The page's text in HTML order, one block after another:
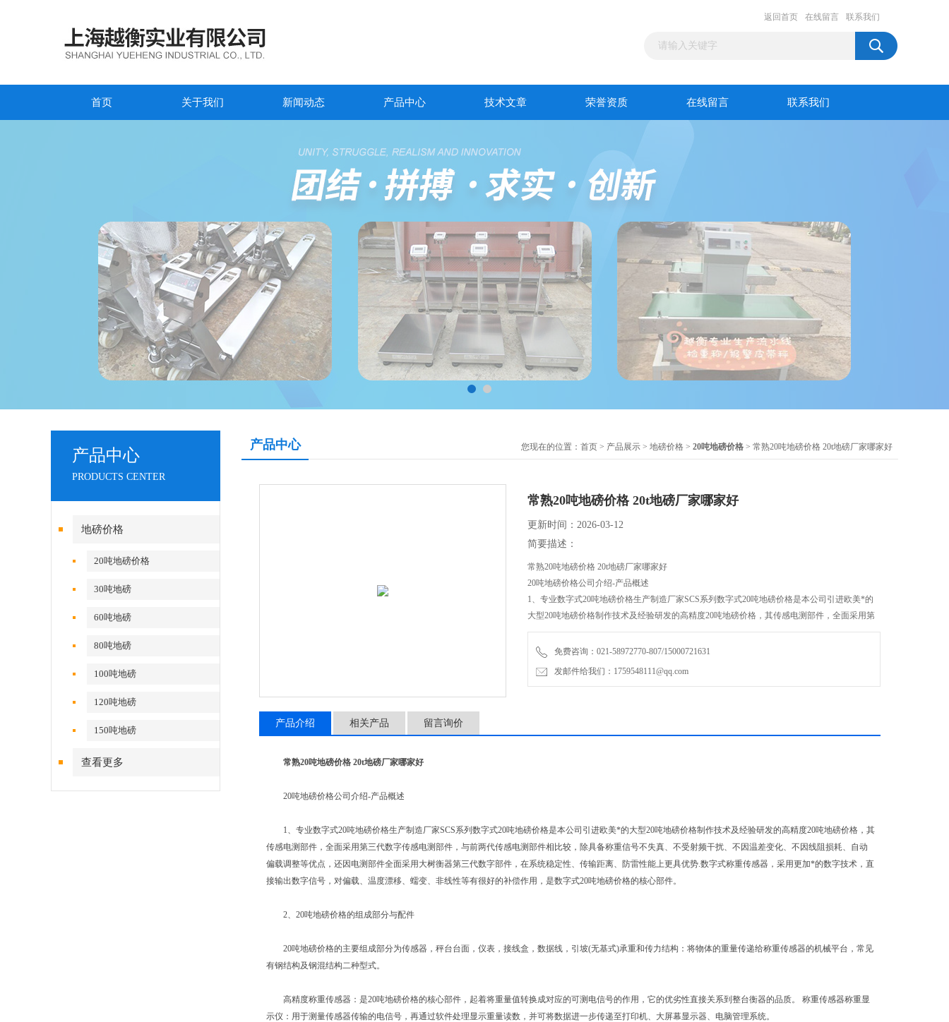
返回首页 在线留言 联系我们
首页 关于我们 新闻动态 产品中心 技术文章 荣誉资质 在线留言 联系我们
产品中心
PRODUCTS CENTER
地磅价格
20吨地磅价格
30吨地磅
60吨地磅
80吨地磅
100吨地磅
120吨地磅
150吨地磅
查看更多
产品中心 您现在的位置： 首页 > 产品展示 > 地磅价格 > 20吨地磅价格 > 常熟20吨地磅价格 20t地磅厂家哪家好
常熟20吨地磅价格 20t地磅厂家哪家好
更新时间：2026-03-12
简要描述：
常熟20吨地磅价格 20t地磅厂家哪家好
20吨地磅价格公司介绍-产品概述
1、专业数字式20吨地磅价格生产制造厂家SCS系列数字式20吨地磅价格是本公司引进欧美*的
大型20吨地磅价格制作技术及经验研发的高精度20吨地磅价格，其传感电测部件，全面采用第
三代数字传感电测部件，与前两代传感电测部件相比较，除具备称重信号不失真、不受射频干
扰、不因温差变化、不因线阻损耗、自动偏载调整等优点，还因电测部
免费咨询：021-58972770-807/15000721631
发邮件给我们：1759548111@qq.com
产品介绍 相关产品 留言询价
常熟20吨地磅价格 20t地磅厂家哪家好
20吨地磅价格公司介绍-产品概述
1、专业数字式20吨地磅价格生产制造厂家SCS系列数字式20吨地磅价格是本公司引进欧美*的大型20吨地磅价格制作技术及经验研发的高精度20吨地磅价格，其
传感电测部件，全面采用第三代数字传感电测部件，与前两代传感电测部件相比较，除具备称重信号不失真、不受射频干扰、不因温差变化、不因线阻损耗、自动
偏载调整等优点，还因电测部件全面采用大树衡器第三代数字部件，在系统稳定性、传输距离、防雷性能上更具优势.数字式称重传感器，采用更加*的数字技术，直
接输出数字信号，对偏载、温度漂移、蠕变、非线性等有很好的补偿作用，是数字式20吨地磅价格的核心部件。
2、20吨地磅价格的组成部分与配件
20吨地磅价格的主要组成部分为传感器，秤台台面，仪表，接线盒，数据线，引坡(无基式)承重和传力结构：将物体的重量传递给称重传感器的机械平台，常见
有钢结构及钢混结构二种型式。
高精度称重传感器：是20吨地磅价格的核心部件，起着将重量值转换成对应的可测电信号的作用，它的优劣性直接关系到整台衡器的品质。 称重传感器称重显
示仪：用于测量传感器传输的电信号，再通过软件处理显示重量读数，并可将数据进一步传递至打印机、大屏幕显示器、电脑管理系统。